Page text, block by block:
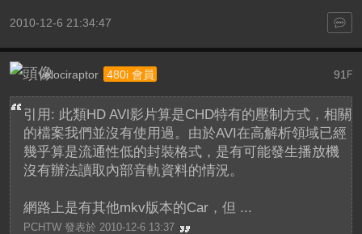
2010-12-6 21:34:47
91 F
velociraptor 480i 會員
引用: 此類HD AVI影片算是CHD特有的壓制方式，相關
的檔案我們並沒有使用過。由於AVI在高解析領域已經
幾乎算是流通性低的封裝格式，是有可能發生播放機
沒有辦法讀取內部音軌資料的情況。
網路上是有其他mkv版本的Car，但 ...
PCHTW 發表於 2010-12-6 13:37